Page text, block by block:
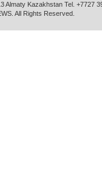
Almaty Kazakhstan Tel. +7727
All Rights Reserved.